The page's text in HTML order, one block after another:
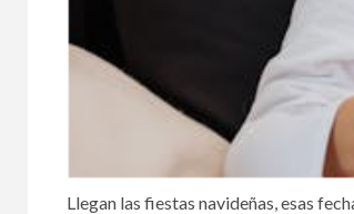
Llegan las fiestas navideñas, esas